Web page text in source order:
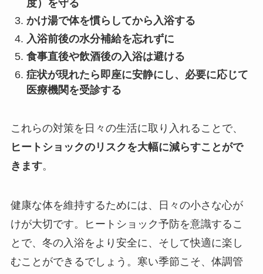
度）を守る
かけ湯で体を慣らしてから入浴する
入浴前後の水分補給を忘れずに
食事直後や飲酒後の入浴は避ける
症状が現れたら即座に安静にし、必要に応じて
医療機関を受診する
これらの対策を日々の生活に取り入れることで、
ヒートショックのリスクを大幅に減らすことがで
きます。
健康な体を維持するためには、日々の小さな心が
けが大切です。ヒートショック予防を意識するこ
とで、冬の入浴をより安全に、そして快適に楽し
むことができるでしょう。寒い季節こそ、体調管